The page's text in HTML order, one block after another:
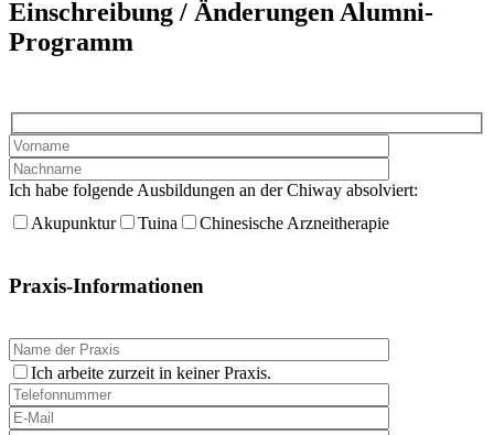
Einschreibung / Änderungen Alumni-
Programm
Ich habe folgende Ausbildungen an der Chiway absolviert:
Akupunktur
Tuina Chinesische Arzneitherapie
Praxis-Informationen
Ich arbeite zurzeit in keiner Praxis.